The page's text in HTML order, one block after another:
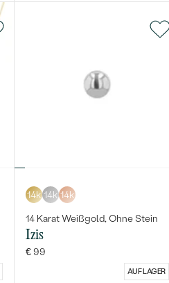
14k 14k 14k
14 Karat Weißgold, Ohne Stein
Izis
€ 99
AUF LAGER